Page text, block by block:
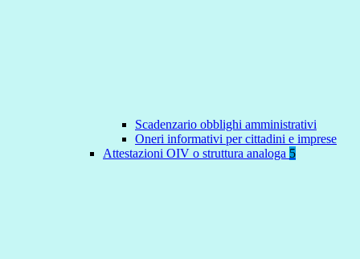
Scadenzario obblighi amministrativi
Oneri informativi per cittadini e imprese
Attestazioni OIV o struttura analoga 5